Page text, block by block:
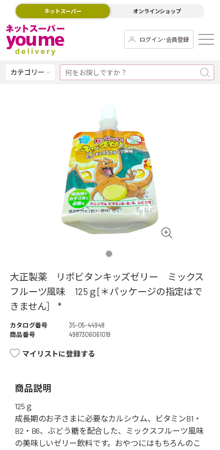
ネットスーパー オンラインショップ
ログイン･会員登録
カテゴリー
大正製薬 リポビタンキッズゼリー ミックス
フルーツ風味 125ｇ[＊パッケージの指定はで
きません］ *
カタログ番号
35-05-44948
商品番号
4987306061019
マイリストに登録する
商品説明
125ｇ
成長期のお子さまに必要なカルシウム、ビタミンB1・
B2・B6、ぶどう糖を配合した、ミックスフルーツ風味
の美味しいゼリー飲料です。おやつにはもちろんのこ